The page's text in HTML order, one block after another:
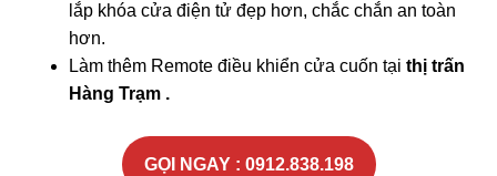
lắp khóa cửa điện tử đẹp hơn, chắc chắn an toàn
hơn.
Làm thêm Remote điều khiển cửa cuốn tạithị trấn
Hàng Trạm .
GỌI NGAY : 0912.838.198